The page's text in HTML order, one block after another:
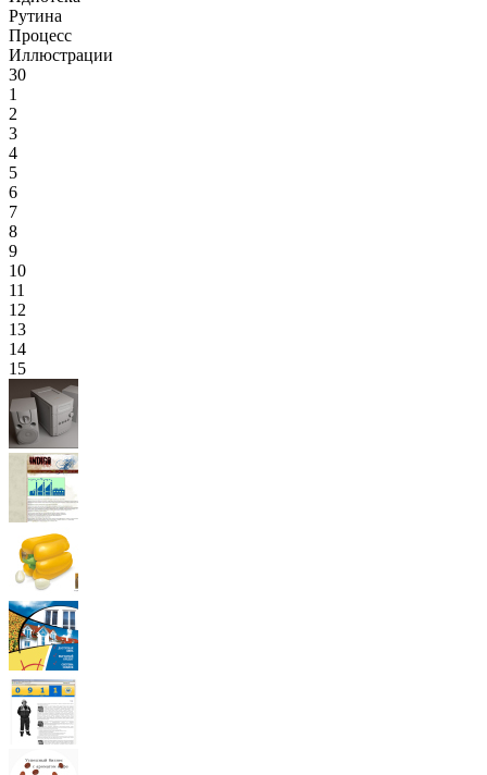
Рутина
Процесс
Иллюстрации
30
1
2
3
4
5
6
7
8
9
10
11
12
13
14
15